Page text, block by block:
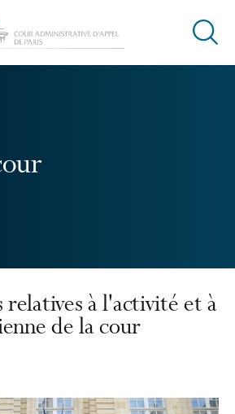
Ouvrir
à l'activité et à
de la cour